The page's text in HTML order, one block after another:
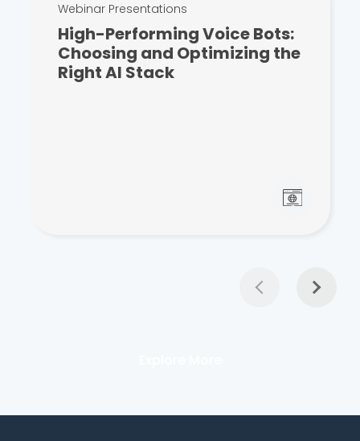
Webinar Presentations
High-Performing Voice Bots:
Choosing and Optimizing the
Right AI Stack